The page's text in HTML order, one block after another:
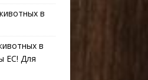
в
в
ЕС! Для